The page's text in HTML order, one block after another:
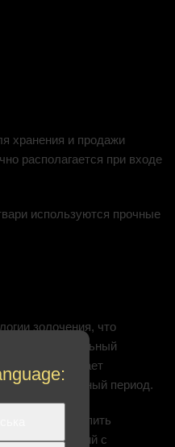
хранения и продажи
располагается при входе
используются прочные
золочения, что
привлекательный
помогает
длительный период.
недорого купить
модификаций с